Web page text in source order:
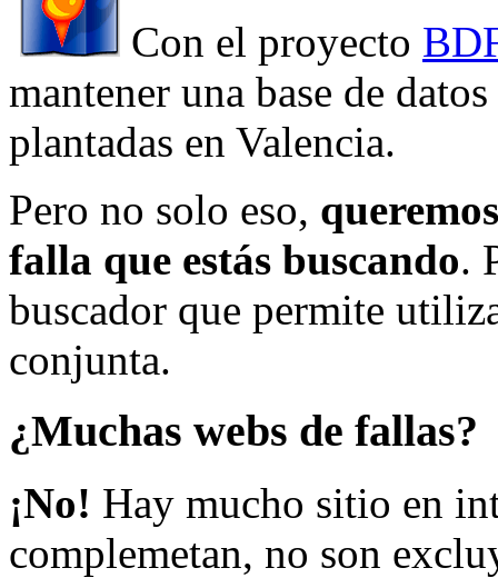
Con el proyecto
mantener una base de
plantadas en Valencia.
Pero no solo eso,
falla que estás buscando.
buscador que permite
conjunta.
¿Muchas webs de fallas?
¡No! Hay mucho sitio en
complemetan, no son